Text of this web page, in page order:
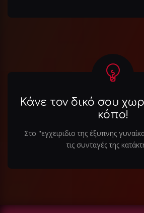
Κάνε τον δικό σου
κόπο!
Στο "εγχειριδιο της έξυπνης
τις συνταγές της